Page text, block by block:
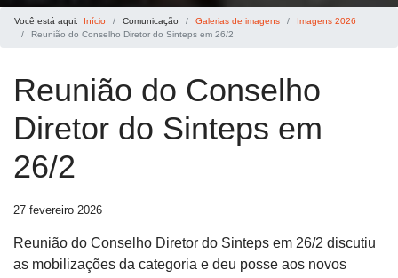
Você está aqui: Início Comunicação Galerias de imagens
Imagens 2026
Reunião do Conselho Diretor do Sinteps em 26/2
Reunião do Conselho
Diretor do Sinteps em
26/2
27 fevereiro 2026
Reunião do Conselho Diretor do Sinteps em 26/2 discutiu
as mobilizações da categoria e deu posse aos novos